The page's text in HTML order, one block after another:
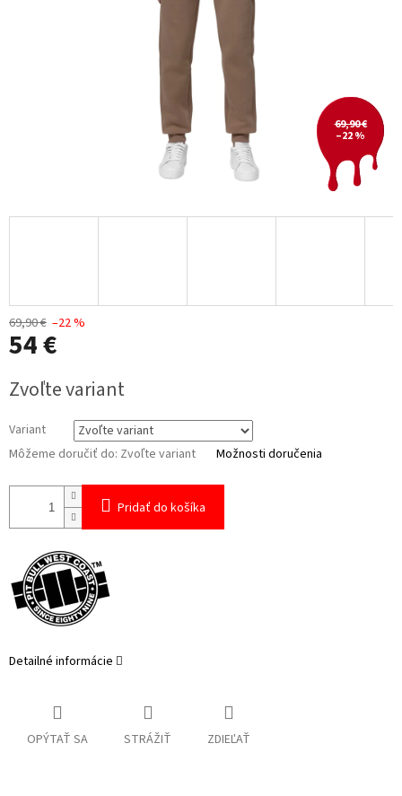
69,90 €
–22 %
69,90 € –22 %
54 €
cena:
Zvoľte variant
Variant
Môžeme doručiť do: Zvoľte variant Možnosti doručenia
Pridať do košíka
Detailné informácie
OPÝTAŤ SA STRÁŽIŤ ZDIEĽAŤ